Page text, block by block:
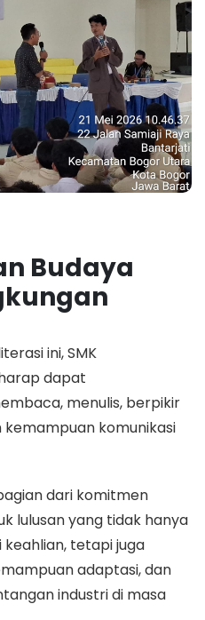
Budaya
ini, SMK
dapat
menulis, berpikir
komunikasi
dari komitmen
lulusan yang tidak hanya
tetapi juga
adaptasi, dan
industri di masa